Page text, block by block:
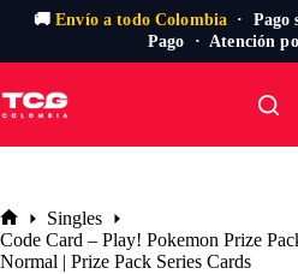
🚚Envío a todo Colombia · Pago
Pago · Atención
al
contenido
Inicio
Singles
Code Card – Play! Pokemon Prize
Normal | Prize Pack Series Cards